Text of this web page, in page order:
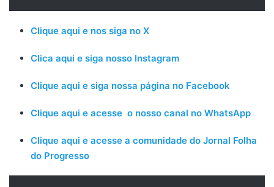
Clique aqui e nos siga no X
Clica aqui e siga nosso Instagram
Clique aqui e siga nossa página no Facebook
Clique aqui e acesse o nosso canal no WhatsApp
Clique aqui e acesse a comunidade do Jornal Folha
do Progresso